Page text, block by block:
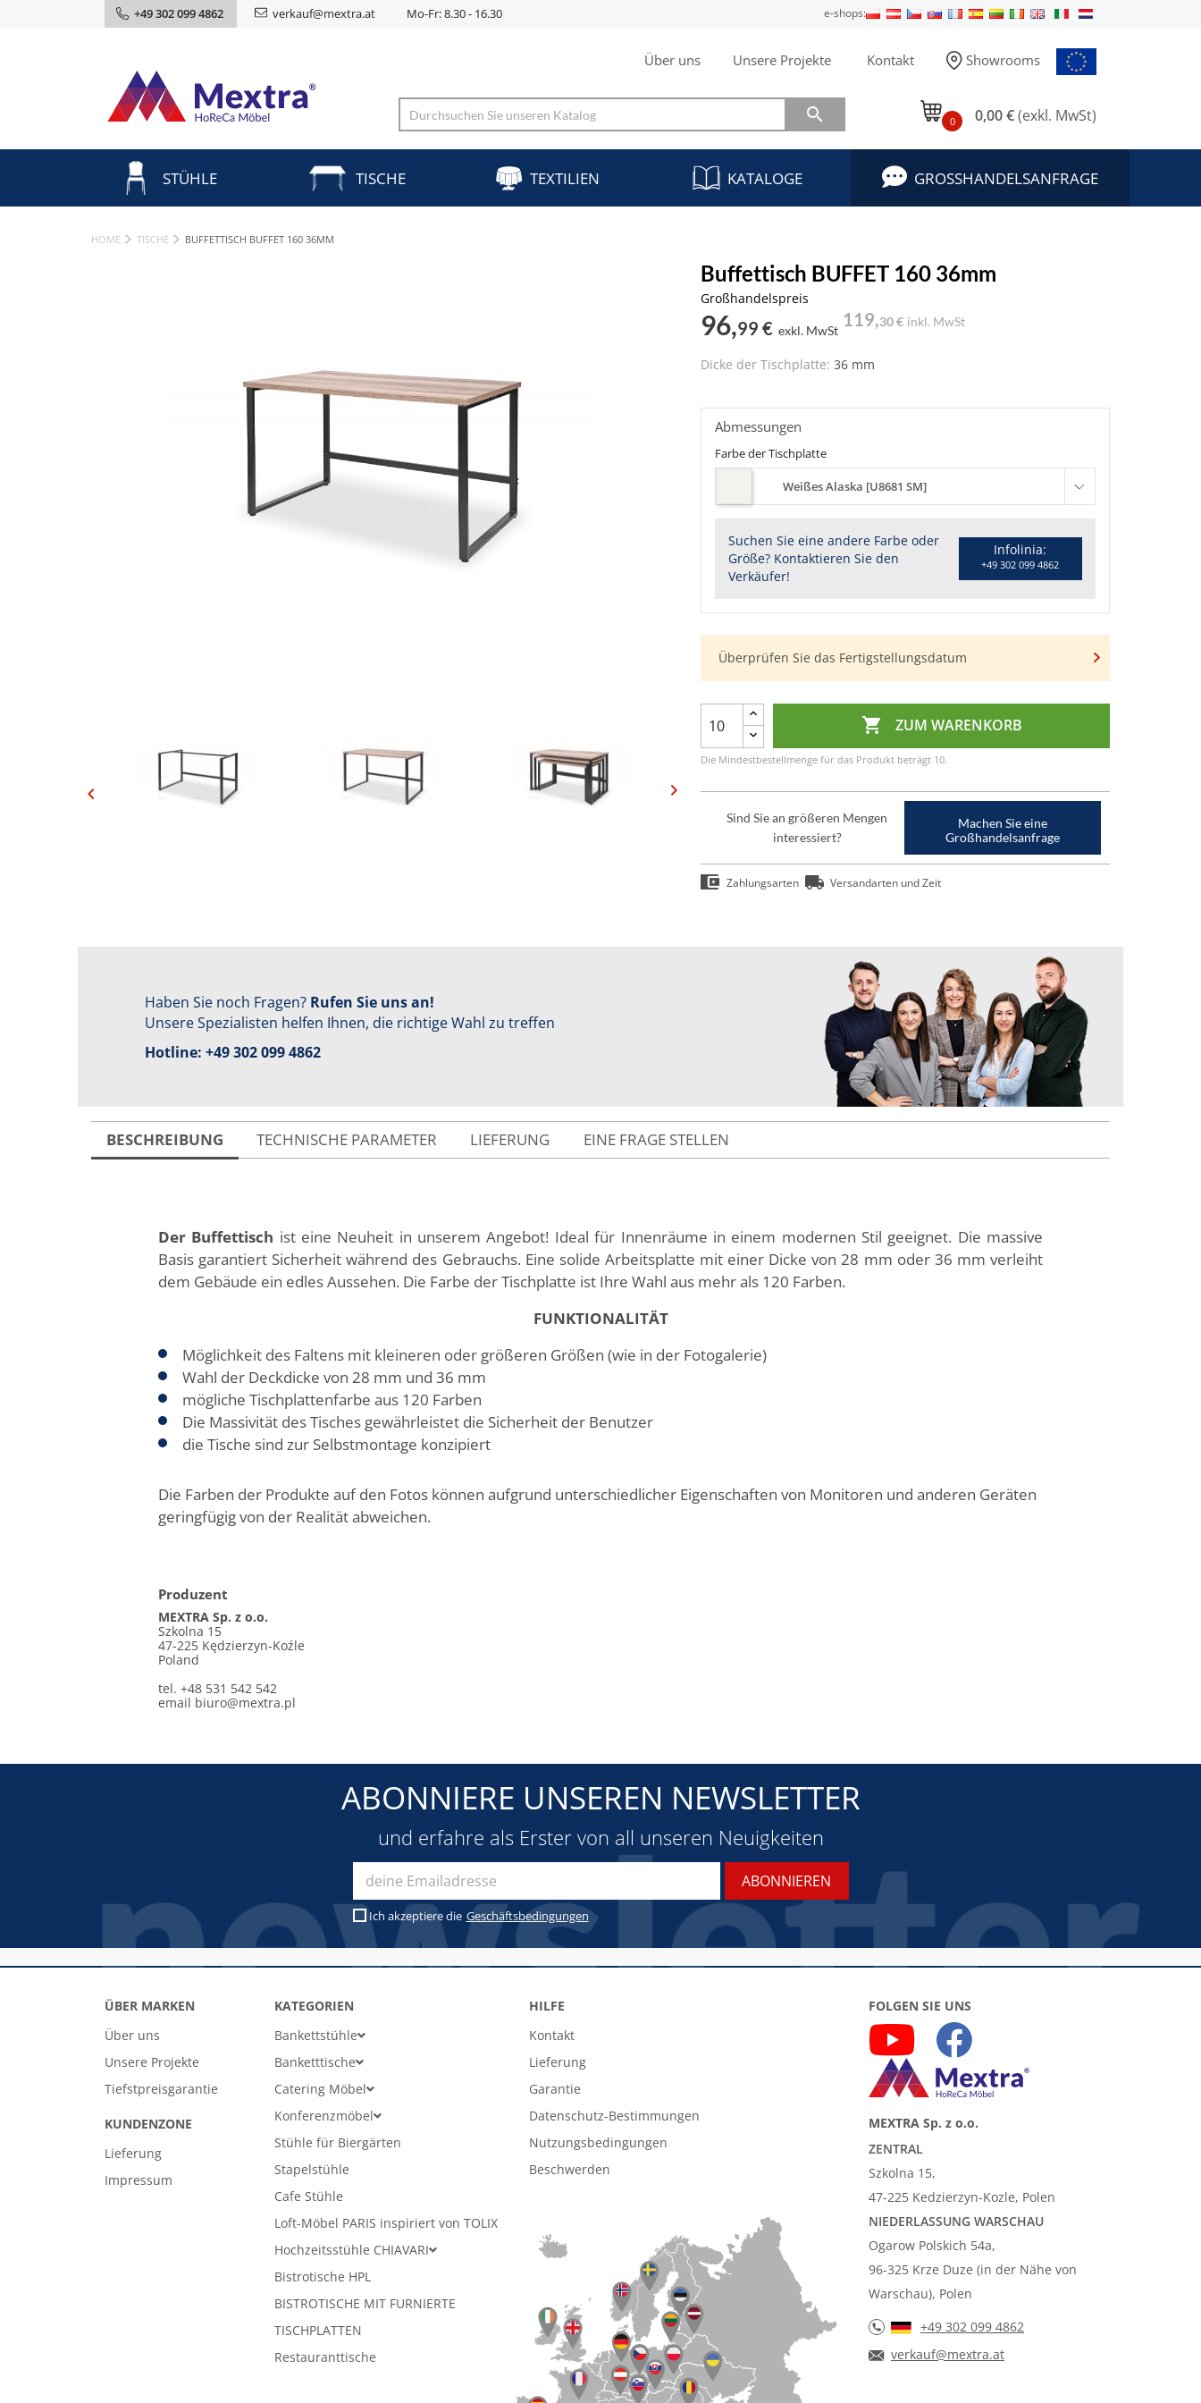
+49 302 099 4862 verkauf@mextra.at Mo-Fr: 8.30 - 16.30 e-shops:
Über uns Unsere Projekte Kontakt Showrooms
 0 0,00 €(exkl. MwSt)
STÜHLE TISCHE TEXTILIEN KATALOGE GROSSHANDELSANFRAGE
HOME TISCHE BUFFETTISCH BUFFET 160 36MM
Buffettisch BUFFET 160 36mm
Großhandelspreis
96,99 € exkl. MwSt
119,30 € inkl. MwSt
Dicke der Tischplatte: 36 mm
Farbe der Tischplatte
Weißes Alaska [U8681 SM]
Suchen Sie eine andere Farbe oder
Größe? Kontaktieren Sie den
Verkäufer!
Infolinia:
+49 302 099 4862
Abmessungen
Überprüfen Sie das Fertigstellungsdatum
 ZUM WARENKORB
Die Mindestbestellmenge für das Produkt beträgt 10.
Sind Sie an größeren Mengen
interessiert?
Machen Sie eine
Großhandelsanfrage
Zahlungsarten Versandarten und Zeit
Haben Sie noch Fragen? Rufen Sie uns an!
Unsere Spezialisten helfen Ihnen, die richtige Wahl zu treffen
Hotline: +49 302 099 4862
BESCHREIBUNG TECHNISCHE PARAMETER LIEFERUNG EINE FRAGE STELLEN
Der Buffettisch ist eine Neuheit in unserem Angebot! Ideal für Innenräume in einem modernen Stil geeignet. Die massive
Basis garantiert Sicherheit während des Gebrauchs. Eine solide Arbeitsplatte mit einer Dicke von 28 mm oder 36 mm verleiht
dem Gebäude ein edles Aussehen. Die Farbe der Tischplatte ist Ihre Wahl aus mehr als 120 Farben.
FUNKTIONALITÄT
Möglichkeit des Faltens mit kleineren oder größeren Größen (wie in der Fotogalerie)
Wahl der Deckdicke von 28 mm und 36 mm
mögliche Tischplattenfarbe aus 120 Farben
Die Massivität des Tisches gewährleistet die Sicherheit der Benutzer
die Tische sind zur Selbstmontage konzipiert
Die Farben der Produkte auf den Fotos können aufgrund unterschiedlicher Eigenschaften von Monitoren und anderen Geräten
geringfügig von der Realität abweichen.
Produzent
MEXTRA Sp. z o.o.
Szkolna 15
47-225 Kędzierzyn-Koźle
Poland
tel. +48 531 542 542
email biuro@mextra.pl
ABONNIERE UNSEREN NEWSLETTER
und erfahre als Erster von all unseren Neuigkeiten
Ich akzeptiere die Geschäftsbedingungen
ÜBER MARKEN
Über uns
Unsere Projekte
Tiefstpreisgarantie
KUNDENZONE
Lieferung
Impressum
KATEGORIEN
Bankettstühle
Banketttische
Catering Möbel
Konferenzmöbel
Stühle für Biergärten
Stapelstühle
Cafe Stühle
Loft-Möbel PARIS inspiriert von TOLIX
Hochzeitsstühle CHIAVARI
Bistrotische HPL
BISTROTISCHE MIT FURNIERTE
TISCHPLATTEN
Restauranttische
HILFE
Kontakt
Lieferung
Garantie
Datenschutz-Bestimmungen
Nutzungsbedingungen
Beschwerden
FOLGEN SIE UNS
MEXTRA Sp. z o.o.
ZENTRAL
Szkolna 15,
47-225 Kedzierzyn-Kozle, Polen
NIEDERLASSUNG WARSCHAU
Ogarow Polskich 54a,
96-325 Krze Duze (in der Nähe von
Warschau), Polen
+49 302 099 4862
verkauf@mextra.at